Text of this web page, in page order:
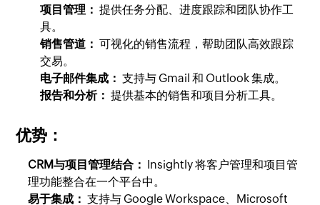
项目管理： 提供任务分配、进度跟踪和团队协作工
具。
销售管道： 可视化的销售流程，帮助团队高效跟踪
交易。
电子邮件集成： 支持与 Gmail 和 Outlook 集成。
报告和分析： 提供基本的销售和项目分析工具。
优势：
CRM与项目管理结合： Insightly 将客户管理和项目管
理功能整合在一个平台中。
易于集成： 支持与 Google Workspace、Microsoft